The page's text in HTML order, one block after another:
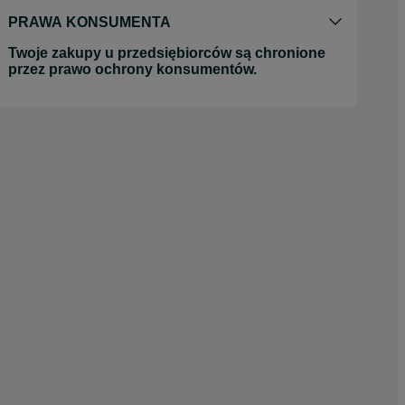
PRAWA KONSUMENTA
Twoje zakupy u przedsiębiorców są chronione
przez prawo ochrony konsumentów.